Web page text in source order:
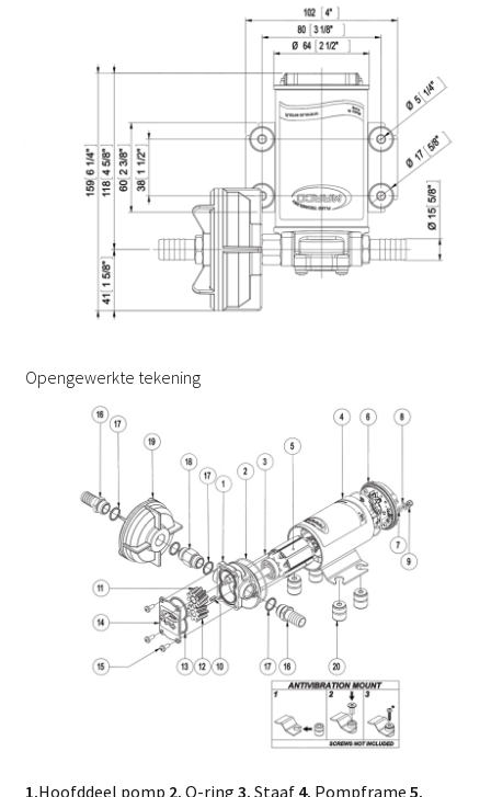
Opengewerkte tekening
1.Hoofddeel pomp 2. O-ring 3. Staaf 4. Pompframe 5.